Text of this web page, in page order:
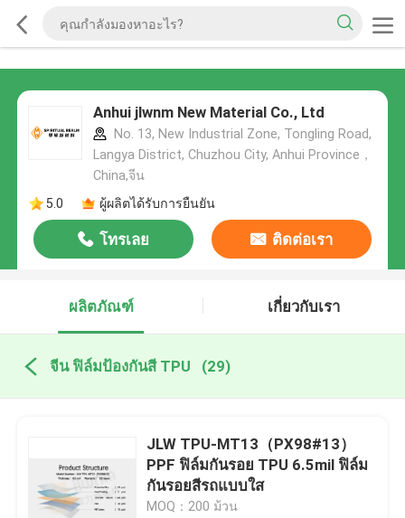
Anhui jlwnm New Material Co., Ltd
No. 13, New Industrial Zone, Tongling Road,
Langya District, Chuzhou City, Anhui Province，
China,จีน
5.0
ผู้ผลิตได้รับการยืนยัน
โทรเลย ติดต่อเรา
ผลิตภัณฑ์ เกี่ยวกับเรา
จีน ฟิล์มป้องกันสี TPU (29)
JLW TPU-MT13（PX98#13）
PPF ฟิล์มกันรอย TPU 6.5mil ฟิล์ม
กันรอยสีรถแบบใส
MOQ：200 ม้วน